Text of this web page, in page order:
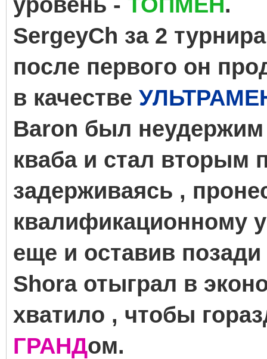
SergeyCh за 2
после первого он
в качестве
Baron был неудержим
кваба и стал вторым
задерживаясь ,
квалификационному
еще и оставив
Shora отыграл в
хватило , чтобы
ГРАНДом.